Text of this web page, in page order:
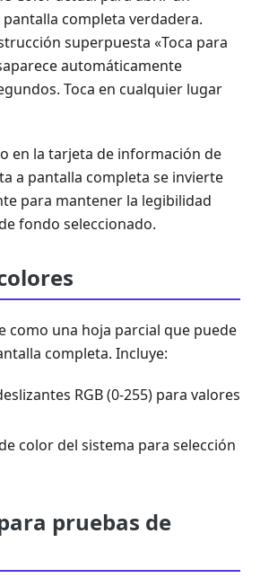
completa verdadera.
superpuesta «Toca para
automáticamente
Toca en cualquier lugar
en la tarjeta de información de
a pantalla completa se invierte
para mantener la legibilidad
fondo seleccionado.
como una hoja parcial que puede
completa. Incluye:
RGB (0-255) para valores
color del sistema para selección
pruebas de